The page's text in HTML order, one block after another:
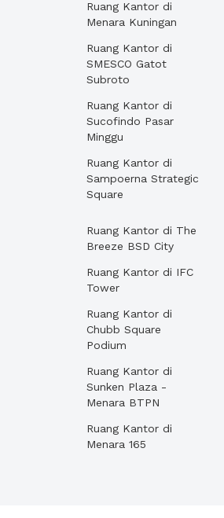
Ruang Kantor di
Menara Kuningan
Ruang Kantor di
SMESCO Gatot
Subroto
Ruang Kantor di
Sucofindo Pasar
Minggu
Ruang Kantor di
Sampoerna Strategic
Square
Ruang Kantor di The
Breeze BSD City
Ruang Kantor di IFC
Tower
Ruang Kantor di
Chubb Square
Podium
Ruang Kantor di
Sunken Plaza -
Menara BTPN
Ruang Kantor di
Menara 165